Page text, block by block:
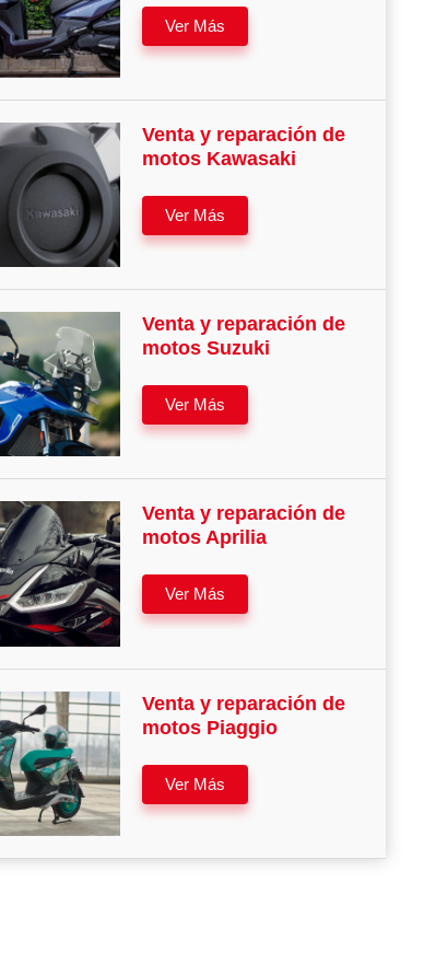
Ver Más
Venta y reparación de
motos Kawasaki
Ver Más
Venta y reparación de
motos Suzuki
Ver Más
Venta y reparación de
motos Aprilia
Ver Más
Venta y reparación de
motos Piaggio
Ver Más